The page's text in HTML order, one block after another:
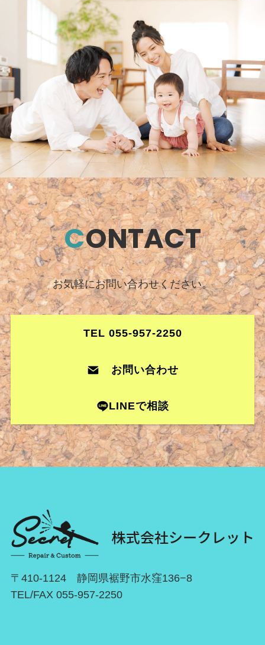
CONTACT
お気軽にお問い合わせください。
TEL 055-957-2250
お問い合わせ
LINEで相談
〒410-1124 静岡県裾野市水窪136−8
TEL/FAX 055-957-2250